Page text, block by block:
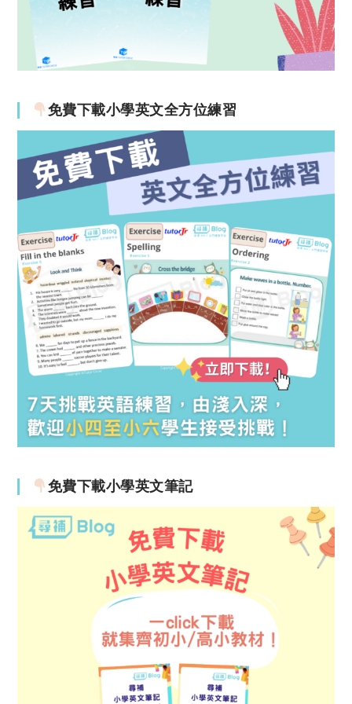
免費下載小學英文全方位練習
免費下載小學英文筆記